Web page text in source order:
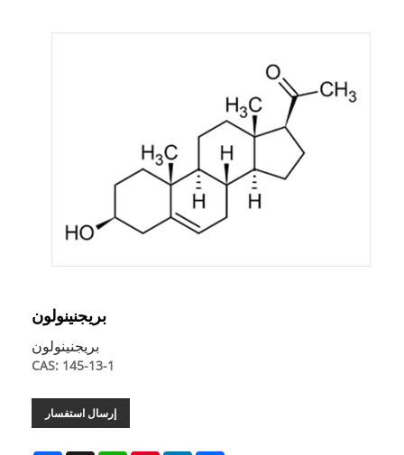
بريجنينولون
بريجنينولون
CAS: 145-13-1
إرسال استفسار